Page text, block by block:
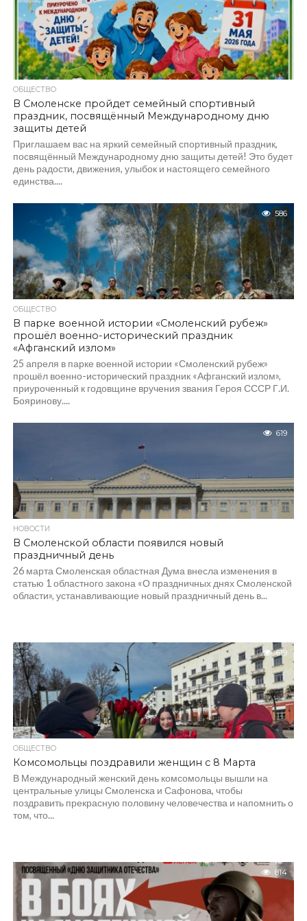
ОБЩЕСТВО
В Смоленске пройдет семейный спортивный
праздник, посвящённый Международному дню
защиты детей
Приглашаем вас на яркий семейный спортивный праздник,
посвящённый Международному дню защиты детей! Это будет
день радости, движения, улыбок и настоящего семейного
единства....
586
ОБЩЕСТВО
В парке военной истории «Смоленский рубеж»
прошёл военно-исторический праздник
«Афганский излом»
25 апреля в парке военной истории «Смоленский рубеж»
прошёл военно-исторический праздник «Афганский излом»,
приуроченный к годовщине вручения звания Героя СССР Г.И.
Бояринову....
619
НОВОСТИ
В Смоленской области появился новый
праздничный день
26 марта Смоленская областная Дума внесла изменения в
статью 1 областного закона «О праздничных днях Смоленской
области», устанавливающие новый праздничный день в...
619
ОБЩЕСТВО
Комсомольцы поздравили женщин с 8 Марта
В Международный женский день комсомольцы вышли на
центральные улицы Смоленска и Сафонова, чтобы
поздравить прекрасную половину человечества и напомнить о
том, что...
814